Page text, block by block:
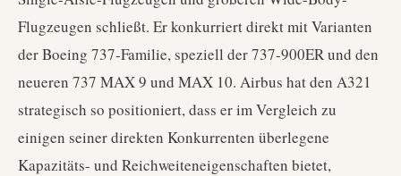
Flugzeugen schließt. Er konkurriert direkt mit Varianten
der Boeing 737-Familie, speziell der 737-900ER und den
neueren 737 MAX 9 und MAX 10. Airbus hat den A321
strategisch so positioniert, dass er im Vergleich zu
einigen seiner direkten Konkurrenten überlegene
Kapazitäts- und Reichweiteneigenschaften bietet,